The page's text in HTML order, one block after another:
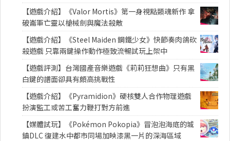
【遊戲介紹】《Valor Mortis》第一身視點類魂新作 拿
破崙軍亡靈以槍械劍與魔法殺敵
【遊戲介紹】《Steel Maiden 鋼鐵少女》快節奏肉鴿砍
殺遊戲 只靠兩鍵操作動作極致流暢試玩上架中
【遊戲評測】台灣國產音樂遊戲《莉莉狂想曲》只有黑
白鍵的譜面卻具有頗高挑戰性
【遊戲介紹】《Pyramidion》硬核雙人合作物理遊戲
扮演監工或苦工奮力鞭打對方前進
【媒體試玩】《Pokémon Pokopia》冒泡泡海底的城
鎮DLC 復建水中都市同場加映漆黑一片的深海區域